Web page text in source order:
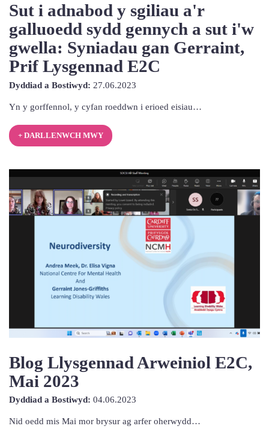
Sut i adnabod y sgiliau a'r
galluoedd sydd gennych a sut i'w
gwella: Syniadau gan Gerraint,
Prif Lysgennad E2C
Dyddiad a Bostiwyd: 27.06.2023
2023
Yn y gorffennol, y cyfan roeddwn i erioed eisiau…
+ DARLLENWCH MWY
Blog Llysgennad Arweiniol E2C,
Mai 2023
Dyddiad a Bostiwyd: 04.06.2023
2023
Nid oedd mis Mai mor brysur ag arfer oherwydd…